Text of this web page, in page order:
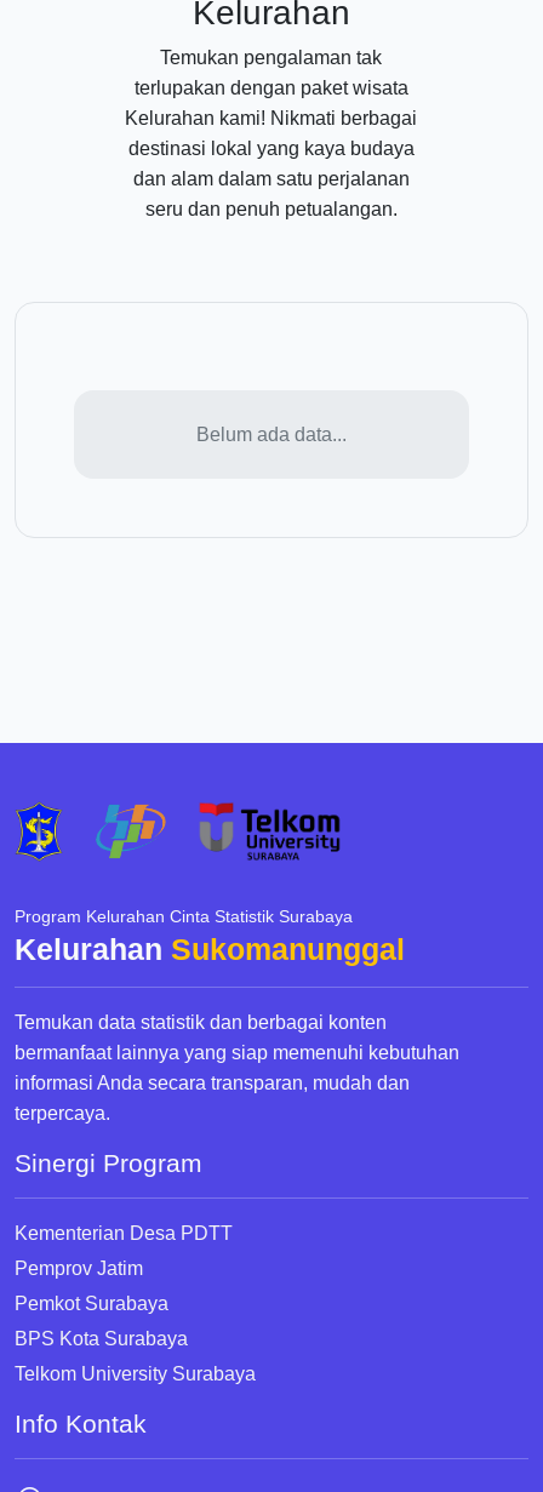
Kelurahan
Temukan pengalaman tak
terlupakan dengan paket wisata
Kelurahan kami! Nikmati berbagai
destinasi lokal yang kaya budaya
dan alam dalam satu perjalanan
seru dan penuh petualangan.
Belum ada data...
Program Kelurahan Cinta Statistik Surabaya
Kelurahan Sukomanunggal
Temukan data statistik dan berbagai konten
bermanfaat lainnya yang siap memenuhi kebutuhan
informasi Anda secara transparan, mudah dan
terpercaya.
Sinergi Program
Kementerian Desa PDTT
Pemprov Jatim
Pemkot Surabaya
BPS Kota Surabaya
Telkom University Surabaya
Info Kontak